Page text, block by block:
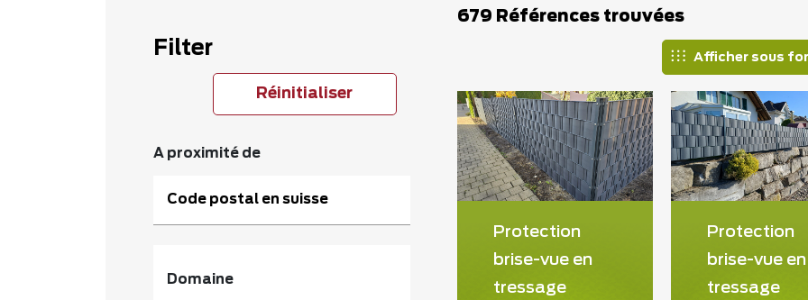
Filter
Réinitialiser
A proximité de
Code postal en suisse
Domaine
679 Références trouvées
Afficher sous
Protection
brise-vue en
tressage
Protection
brise-vue en
tressage